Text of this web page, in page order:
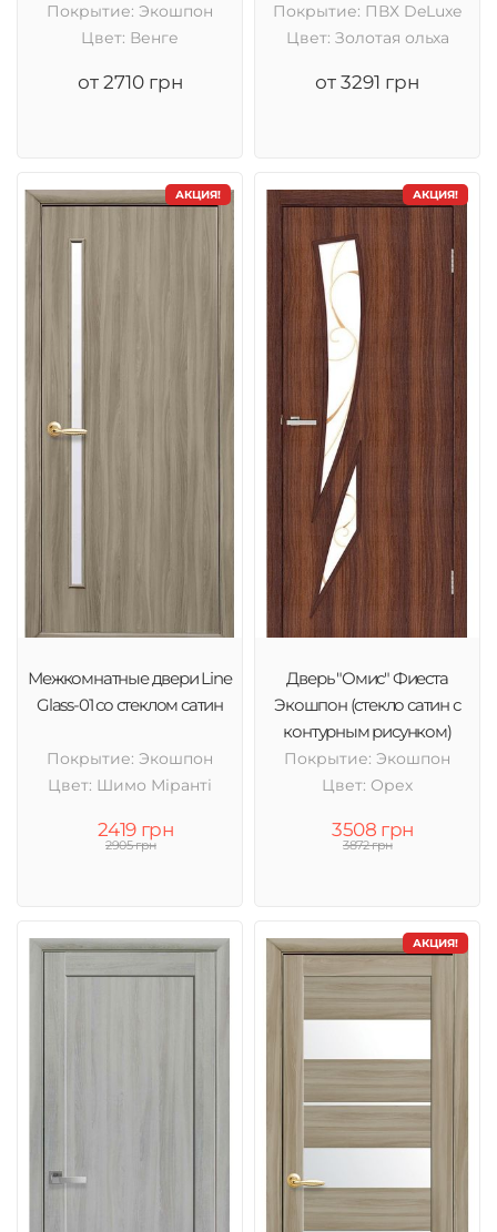
Покрытие: Экошпон
Цвет: Венге
от 2710 грн
Покрытие: ПВХ DeLuxe
Цвет: Золотая ольха
от 3291 грн
АКЦИЯ!
Межкомнатные двери Line
Glass-01 со стеклом сатин
Покрытие: Экошпон
Цвет: Шимо Міранті
2419 грн
2905 грн
АКЦИЯ!
Дверь "Омис" Фиеста
Экошпон (стекло сатин с
контурным рисунком)
Покрытие: Экошпон
Цвет: Орех
3508 грн
3872 грн
АКЦИЯ!